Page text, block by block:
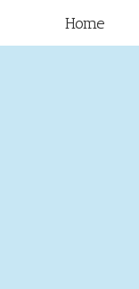
for:
Home